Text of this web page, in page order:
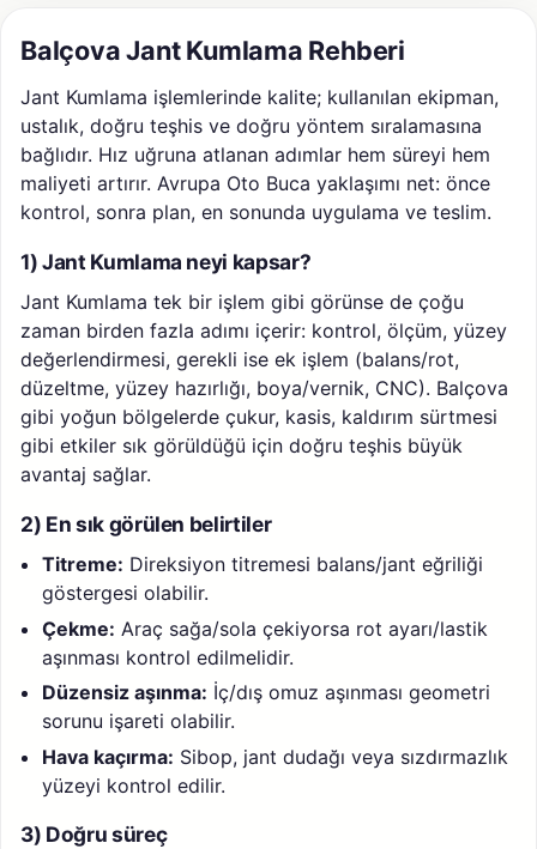
Balçova Jant Kumlama Rehberi
Jant Kumlama işlemlerinde kalite; kullanılan ekipman,
ustalık, doğru teşhis ve doğru yöntem sıralamasına
bağlıdır. Hız uğruna atlanan adımlar hem süreyi hem
maliyeti artırır. Avrupa Oto Buca yaklaşımı net: önce
kontrol, sonra plan, en sonunda uygulama ve teslim.
1) Jant Kumlama neyi kapsar?
Jant Kumlama tek bir işlem gibi görünse de çoğu
zaman birden fazla adımı içerir: kontrol, ölçüm, yüzey
değerlendirmesi, gerekli ise ek işlem (balans/rot,
düzeltme, yüzey hazırlığı, boya/vernik, CNC). Balçova
gibi yoğun bölgelerde çukur, kasis, kaldırım sürtmesi
gibi etkiler sık görüldüğü için doğru teşhis büyük
avantaj sağlar.
2) En sık görülen belirtiler
Titreme: Direksiyon titremesi balans/jant eğriliği
göstergesi olabilir.
Çekme: Araç sağa/sola çekiyorsa rot ayarı/lastik
aşınması kontrol edilmelidir.
Düzensiz aşınma: İç/dış omuz aşınması geometri
sorunu işareti olabilir.
Hava kaçırma: Sibop, jant dudağı veya sızdırmazlık
yüzeyi kontrol edilir.
3) Doğru süreç